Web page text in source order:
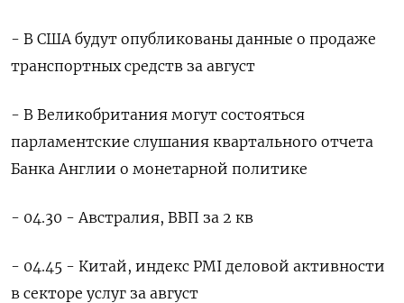
- В США будут опубликованы данные о продаже
транспортных средств за август
- В Великобритания могут состояться
парламентские слушания квартального отчета
Банка Англии о монетарной политике
- 04.30 - Австралия, ВВП за 2 кв
- 04.45 - Китай, индекс PMI деловой активности
в секторе услуг за август